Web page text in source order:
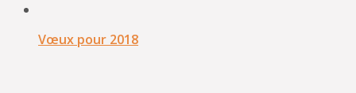
Vœux pour 2018